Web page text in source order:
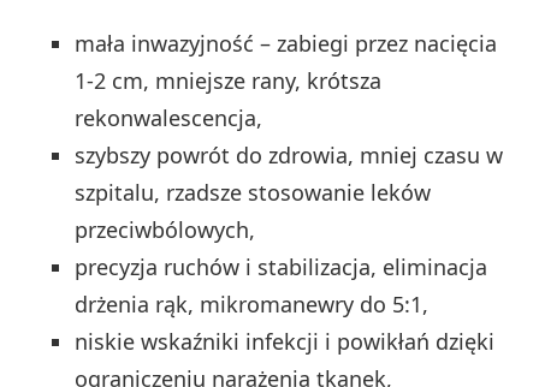
mała inwazyjność – zabiegi przez nacięcia
1-2 cm, mniejsze rany, krótsza
rekonwalescencja,
szybszy powrót do zdrowia, mniej czasu w
szpitalu, rzadsze stosowanie leków
przeciwbólowych,
precyzja ruchów i stabilizacja, eliminacja
drżenia rąk, mikromanewry do 5:1,
niskie wskaźniki infekcji i powikłań dzięki
ograniczeniu narażenia tkanek,